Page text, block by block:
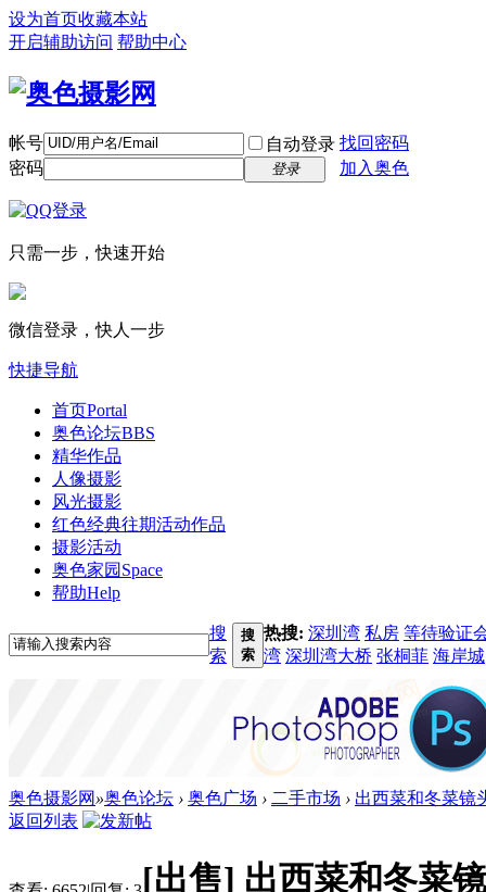
设为首页收藏本站
开启辅助访问 帮助中心
帐号 自动登录 找回密码
密码
登录 加入奥色
只需一步，快速开始
微信登录，快人一步
快捷导航
首页Portal
奥色论坛BBS
精华作品
人像摄影
风光摄影
红色经典往期活动作品
摄影活动
奥色家园 Space
帮助Help
搜
索
搜
索
热搜: 深圳湾 私房 等待验证
湾 深圳湾大桥 张桐菲 海岸城
奥色摄影网 »奥色论坛 › 奥色广场 › 二手市场 › 出西菜和冬菜镜
返回列表
[出售] 出西菜和冬菜